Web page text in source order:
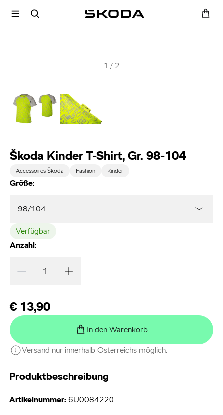
1 / 2
Produktbeschreibung
Artikelnummer: 6U0084220
Škoda Kinder T-Shirt, Gr. 98-104
Accessoires Škoda Fashion Kinder
Größe:
98/104
Verfügbar
Anzahl:
€ 13,90
In den Warenkorb
Versand nur innerhalb Österreichs möglich.